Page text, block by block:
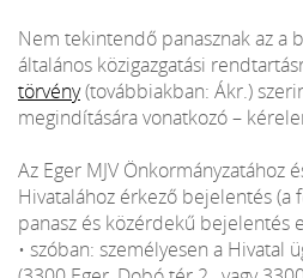
Nem tekintendő panasznak az a
általános közigazgatási
törvény(továbbiakban: Ákr.)
megindítására vonatkozó –
Az Eger MJV Önkormányzatához
Hivatalához érkező bejelentés
panasz és közérdekű bejelentés
• szóban: személyesen a Hivatal